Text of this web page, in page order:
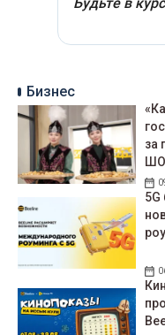
Бизнес
за
5G